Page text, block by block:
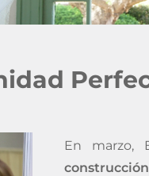
En marzo,